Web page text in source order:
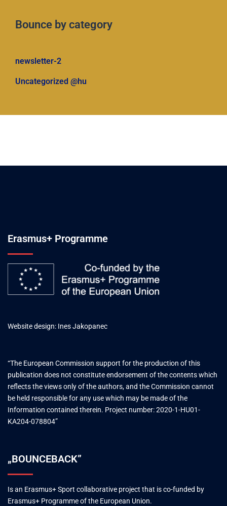
Bounce by category
newsletter-2
Uncategorized @hu
Erasmus+ Programme
Website design: Ines Jakopanec
“The European Commission support for the production of this
publication does not constitute endorsement of the contents which
reflects the views only of the authors, and the Commission cannot
be held responsible for any use which may be made of the
Information contained therein. Project number: 2020-1-HU01-
KA204-078804”
„BOUNCEBACK”
Is an Erasmus+ Sport collaborative project that is co-funded by
Erasmus+ Programme of the European Union.